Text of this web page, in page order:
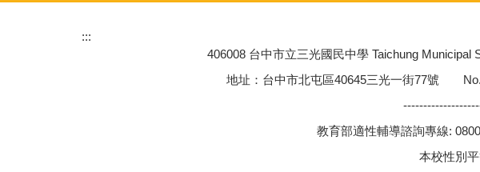
:::
406008 台中市立三光國民中學 Taichung
地址：台中市北屯區40645三光一街77號 No.
教育部適性輔導諮詢專線:
本校性別